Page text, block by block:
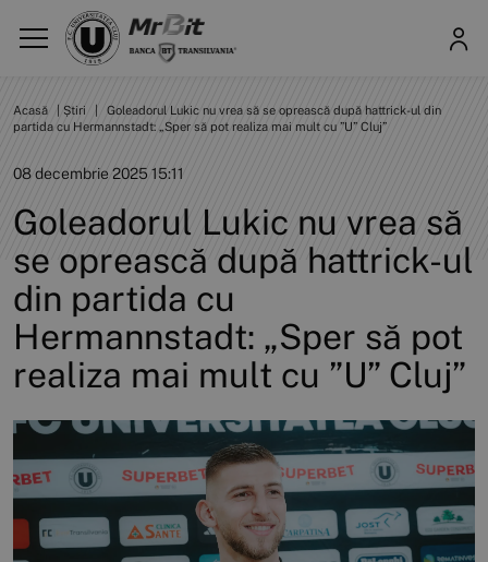
Acasă Știri
Goleadorul Lukic nu vrea să se oprească după hattrick-ul din
partida cu Hermannstadt: „Sper să pot realiza mai mult cu ”U” Cluj”
08 decembrie 2025 15:11
Goleadorul Lukic nu vrea să
se oprească după hattrick-ul
din partida cu
Hermannstadt: „Sper să pot
realiza mai mult cu ”U” Cluj”